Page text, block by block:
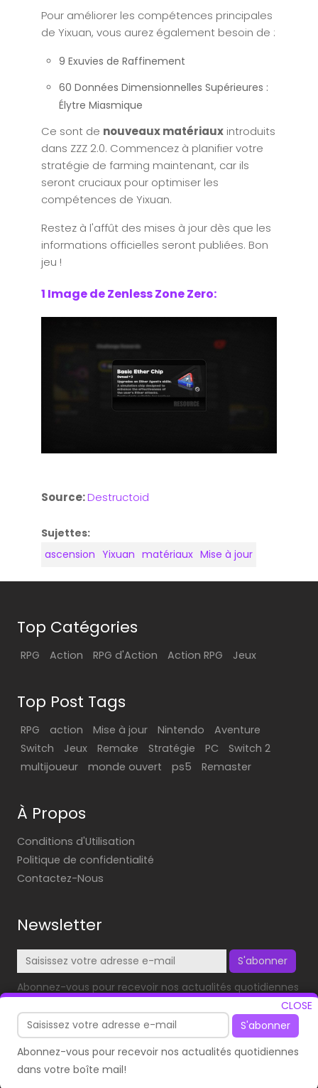
Pour améliorer les compétences principales
de Yixuan, vous aurez également besoin de :
9 Exuvies de Raffinement
60 Données Dimensionnelles Supérieures :
Élytre Miasmique
Ce sont de nouveaux matériaux introduits
dans ZZZ 2.0. Commencez à planifier votre
stratégie de farming maintenant, car ils
seront cruciaux pour optimiser les
compétences de Yixuan.
Restez à l'affût des mises à jour dès que les
informations officielles seront publiées. Bon
jeu !
1 Image de Zenless Zone Zero:
Source:Destructoid
Sujettes:
ascension Yixuan matériaux Mise à jour
CLOSE
S'abonner
Abonnez-vous pour recevoir nos actualités quotidiennes
dans votre boîte mail!
Top Catégories
RPG Action RPG d'Action Action RPG Jeux
Top Post Tags
RPG action Mise à jour Nintendo
Aventure
Switch
Jeux Remake Stratégie PC
Switch 2
multijoueur
monde ouvert ps5 Remaster
À Propos
Conditions d'Utilisation
Politique de confidentialité
Contactez-Nous
Newsletter
S'abonner
Abonnez-vous pour recevoir nos actualités quotidiennes